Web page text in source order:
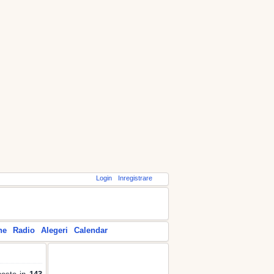
Login Inregistrare
Radio Alegeri Calendar